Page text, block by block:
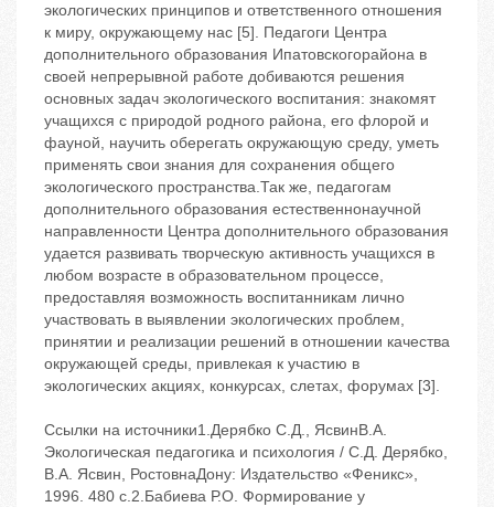
экологических принципов и ответственного отношения
к миру, окружающему нас [5]. Педагоги Центра
дополнительного образования Ипатовскогорайона в
своей непрерывной работе добиваются решения
основных задач экологического воспитания: знакомят
учащихся с природой родного района, его флорой и
фауной, научить оберегать окружающую среду, уметь
применять свои знания для сохранения общего
экологического пространства.Так же, педагогам
дополнительного образования естественнонаучной
направленности Центра дополнительного образования
удается развивать творческую активность учащихся в
любом возрасте в образовательном процессе,
предоставляя возможность воспитанникам лично
участвовать в выявлении экологических проблем,
принятии и реализации решений в отношении качества
окружающей среды, привлекая к участию в
экологических акциях, конкурсах, слетах, форумах [3].
Ссылки на источники1.Дерябко С.Д., ЯсвинВ.А.
Экологическая педагогика и психология / С.Д. Дерябко,
В.А. Ясвин, РостовнаДону: Издательство «Феникс»,
1996. 480 с.2.Бабиева Р.О. Формирование у